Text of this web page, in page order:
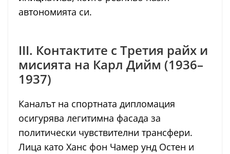
автономията си.
III. Контактите с Третия райх и
мисията на Карл Дийм (1936–
1937)
Каналът на спортната дипломация
осигурява легитимна фасада за
политически чувствителни трансфери.
Лица като Ханс фон Чамер унд Остен и